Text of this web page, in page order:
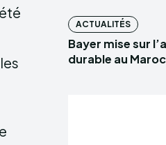
ACTUALITÉS
Bayer mise sur
durable au Maroc